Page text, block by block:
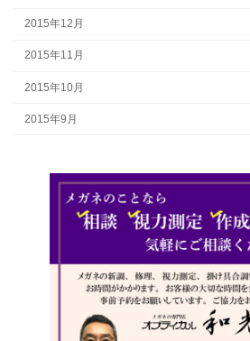
2015年12月
2015年11月
2015年10月
2015年9月